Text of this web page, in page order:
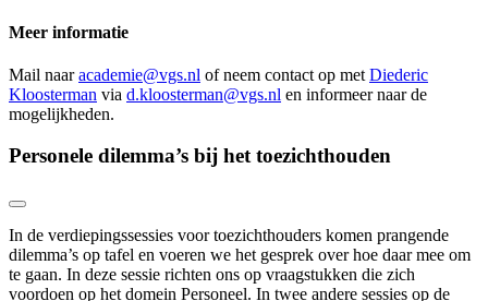
Meer informatie
Mail naar academie@vgs.nl of neem contact op met Diederic
Kloosterman via d.kloosterman@vgs.nl en informeer naar de
mogelijkheden.
Personele dilemma’s bij het toezichthouden
In de verdiepingssessies voor toezichthouders komen prangende
dilemma’s op tafel en voeren we het gesprek over hoe daar mee om
te gaan. In deze sessie richten ons op vraagstukken die zich
voordoen op het domein Personeel. In twee andere sessies op de